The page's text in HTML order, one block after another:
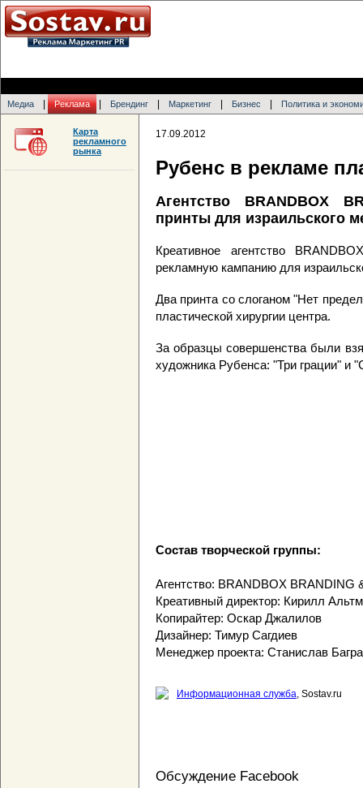
Медиа Реклама Брендинг Маркетинг Бизнес Политика и
17.09.2012
Рубенс в рекламе
Агентство BRANDBOX
принты для израильского
Креативное агентство
рекламную кампанию для
Два принта со слоганом "Нет
пластической хирургии центра.
За образцы совершенства были
художника Рубенса: "Три грации" и
Состав творческой группы:
Агентство: BRANDBOX BRANDING
Креативный директор: Кирилл
Копирайтер: Оскар Джалилов
Дизайнер: Тимур Сагдиев
Менеджер проекта: Станислав
Информационная служба, Sostav.ru
Обсуждение Facebook
Карта
рекламного
рынка